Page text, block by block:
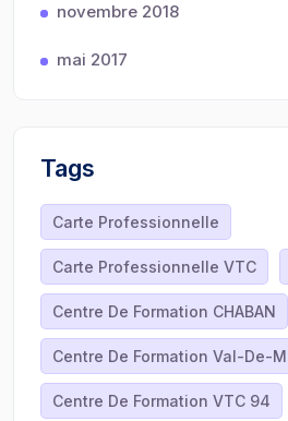
novembre 2018
mai 2017
Tags
Carte Professionnelle
Carte Professionnelle VTC
Centre De Formation CHABAN
Centre De Formation Val-De-
Centre De Formation VTC 94